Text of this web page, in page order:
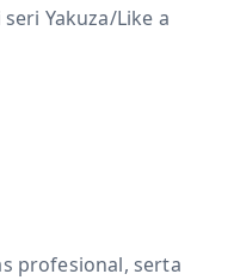
Yakuza/Like a
profesional, serta